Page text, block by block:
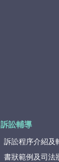
訴訟輔導
訴訟程序介紹及
書狀範例及司法